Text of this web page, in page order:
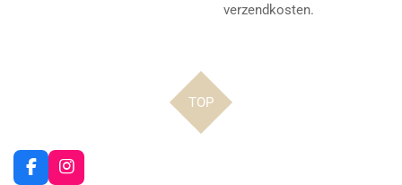
verzendkosten.
TOP
F
I